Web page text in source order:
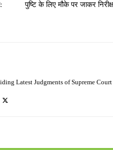
पुष्टि के लिए मौके पर जाकर
Latest Judgments of Supreme